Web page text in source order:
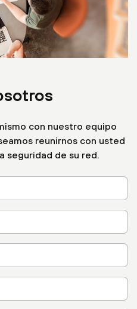
con nuestro equipo
reunirnos con usted
seguridad de su red.